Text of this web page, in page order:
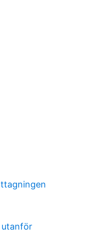
utanför